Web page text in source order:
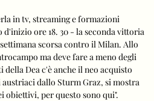
in tv, streaming e formazioni
ore 18. 30 - la seconda vittoria
scorsa contro il Milan. Allo
ma deve fare a meno degli
Dea c'è anche il neo acquisto
dallo Sturm Graz, si mostra
obiettivi, per questo sono qui".